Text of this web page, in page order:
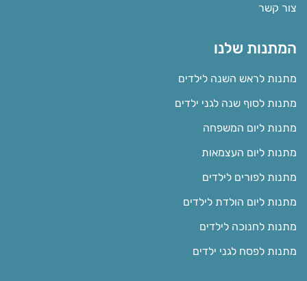
צור קשר
המתנות שלנו
מתנות לראש השנה לילדים
מתנות לסוף שנה לגני ילדים
מתנות ליום המשפחה
מתנות ליום העצמאות
מתנות לפורים לילדים
מתנות ליום הולדת לילדים
מתנות לחנוכה לילדים
מתנות לפסח לגני ילדים